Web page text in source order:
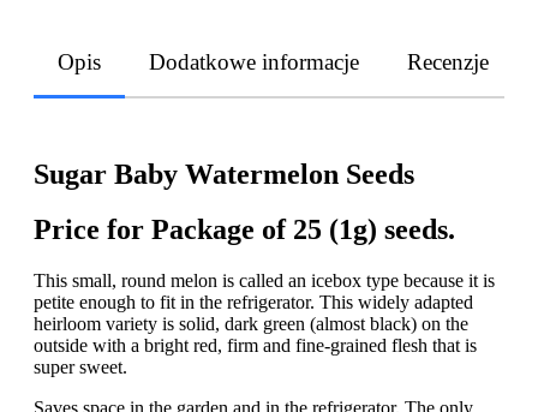
Opis Dodatkowe informacje Recenzje
Sugar Baby Watermelon Seeds
Price for Package of 25 (1g) seeds.
This small, round melon is called an icebox type because it is
petite enough to fit in the refrigerator. This widely adapted
heirloom variety is solid, dark green (almost black) on the
outside with a bright red, firm and fine-grained flesh that is
super sweet.